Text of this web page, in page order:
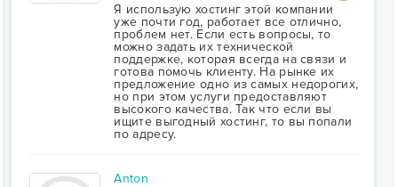
Я использую хостинг этой компании
уже почти год, работает все отлично,
проблем нет. Если есть вопросы, то
можно задать их технической
поддержке, которая всегда на связи и
готова помочь клиенту. На рынке их
предложение одно из самых недорогих,
но при этом услуги предоставляют
высокого качества. Так что если вы
ищите выгодный хостинг, то вы попали
по адресу.
Anton